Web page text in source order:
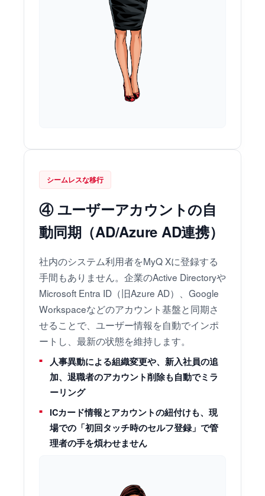
シームレスな移行
④ ユーザーアカウントの自
動同期（AD/Azure AD連携）
社内のシステム利用者をMyQ Xに登録する
手間もありません。企業のActive Directoryや
Microsoft Entra ID（旧Azure AD）、Google
Workspaceなどのアカウント基盤と同期さ
せることで、ユーザー情報を自動でインポ
ートし、最新の状態を維持します。
人事異動による組織変更や、新入社員の追
加、退職者のアカウント削除も自動でミラ
ーリング
ICカード情報とアカウントの紐付けも、現
場での「初回タッチ時のセルフ登録」で管
理者の手を煩わせません